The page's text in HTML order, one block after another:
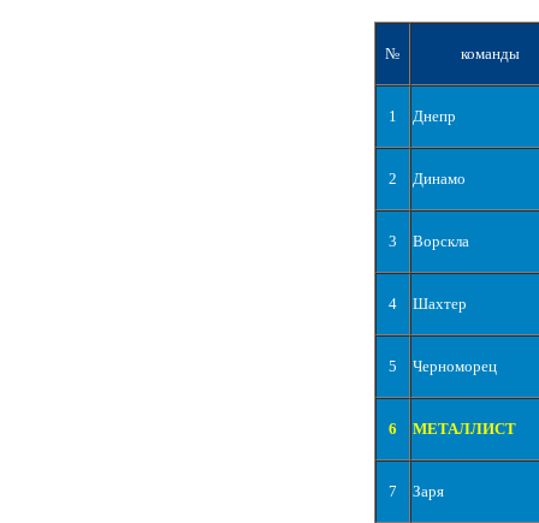
№ команды
1 Днепр
2 Динамо
3 Ворскла
4 Шахтер
5 Черноморец
6 МЕТАЛЛИСТ
7 Заря